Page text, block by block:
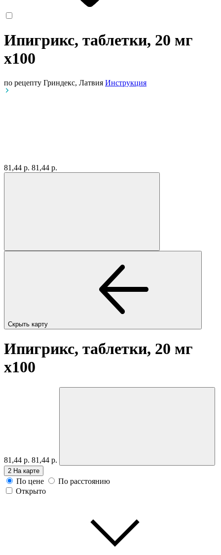
Ипигрикс, таблетки, 20 мг
x100
по рецепту Гриндекс, Латвия Инструкция
81,44 р. 81,44 р.
Скрыть карту
Ипигрикс, таблетки, 20 мг
x100
81,44 р. 81,44 р.
2 На карте
По цене
По расстоянию
Открыто